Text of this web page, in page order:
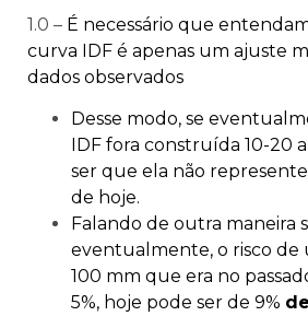
1.0 – É necessário que
curva IDF é apenas um ajuste
dados observados
Desse modo, se
IDF fora construída 10-20
ser que ela não
de hoje.
Falando de outra maneira
eventualmente, o risco de
100 mm que era no
5%, hoje pode ser de 9%